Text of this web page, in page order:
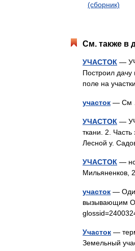
(сборник)
См. также в
УЧАСТОК —
Построил дачу
поле на
участок —
УЧАСТОК —
ткани. 2.
Лесной у.
УЧАСТОК —
Мильяненков,
участок —
вызывающим
Участок —
Земельный